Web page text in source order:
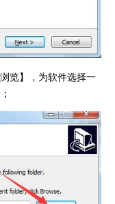
览】，为软件选择一